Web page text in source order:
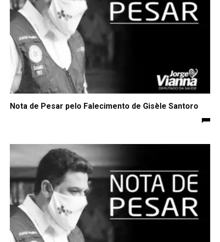
Nota de Pesar pelo Falecimento de Gisèle Santoro